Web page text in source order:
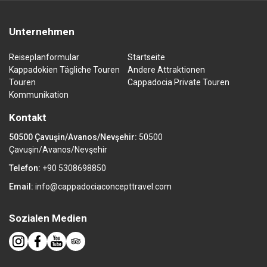
Unternehmen
Reiseplanformular
Startseite
Kappadokien Tägliche Touren
Andere Attraktionen
Touren
Cappadocia Private Touren
Kommunikation
Kontakt
50500 Çavuşin/Avanos/Nevşehir: 50500
Çavuşin/Avanos/Nevşehir
Telefon: +90 5308698850
Email: info@cappadociaconcepttravel.com
Sozialen Medien